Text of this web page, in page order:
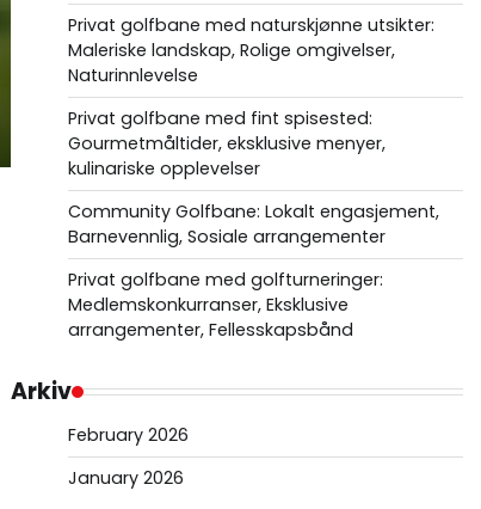
Privat golfbane med naturskjønne utsikter:
Maleriske landskap, Rolige omgivelser,
Naturinnlevelse
Privat golfbane med fint spisested:
Gourmetmåltider, eksklusive menyer,
kulinariske opplevelser
Community Golfbane: Lokalt engasjement,
Barnevennlig, Sosiale arrangementer
Privat golfbane med golfturneringer:
Medlemskonkurranser, Eksklusive
arrangementer, Fellesskapsbånd
Arkiv
February 2026
January 2026